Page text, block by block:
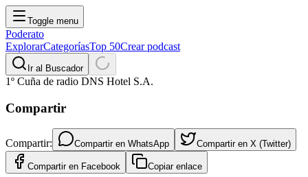
Toggle menu
Poderato
ExplorarCategoríasTop 50Crear podcast
Ir al Buscador
1º Cuña de radio DNS Hotel S.A.
Compartir
Compartir: Compartir en WhatsApp Compartir en X (Twitter)
Compartir en Facebook Copiar enlace